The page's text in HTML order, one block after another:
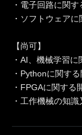
・電子回路に関
・ソフトウェア
【尚可】
・AI、機械学習
・Pythonに関す
・FPGAに関する
・工作機械の知